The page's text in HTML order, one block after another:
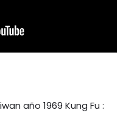
año 1969 Kung Fu :